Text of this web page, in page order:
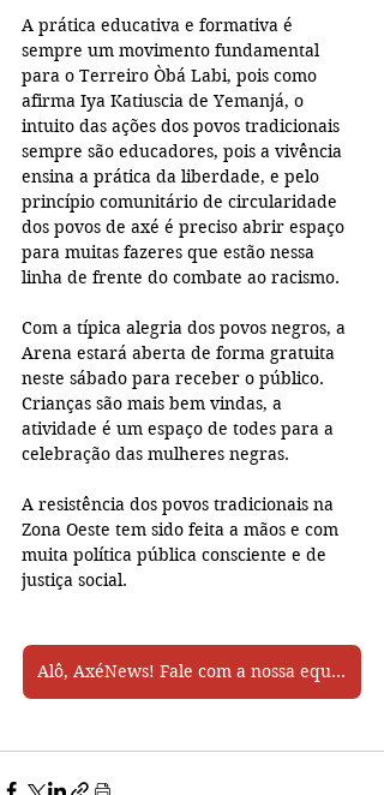
A prática educativa e formativa é
sempre um movimento fundamental
para o Terreiro Òbá Labi, pois como
afirma Iya Katiuscia de Yemanjá, o
intuito das ações dos povos tradicionais
sempre são educadores, pois a vivência
ensina a prática da liberdade, e pelo
princípio comunitário de circularidade
dos povos de axé é preciso abrir espaço
para muitas fazeres que estão nessa
linha de frente do combate ao racismo.
Com a típica alegria dos povos negros, a
Arena estará aberta de forma gratuita
neste sábado para receber o público.
Crianças são mais bem vindas, a
atividade é um espaço de todes para a
celebração das mulheres negras.
A resistência dos povos tradicionais na
Zona Oeste tem sido feita a mãos e com
muita política pública consciente e de
justiça social.
Alô, AxéNews! Fale com a nossa equipe pelo Whatsapp